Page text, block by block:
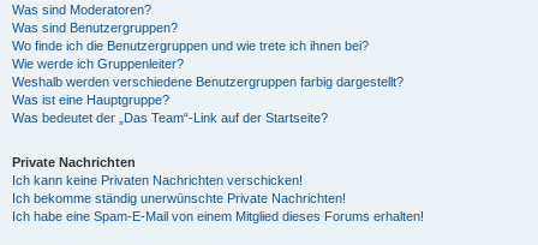
Was sind Moderatoren?
Was sind Benutzergruppen?
Wo finde ich die Benutzergruppen und wie trete ich ihnen bei?
Wie werde ich Gruppenleiter?
Weshalb werden verschiedene Benutzergruppen farbig dargestellt?
Was ist eine Hauptgruppe?
Was bedeutet der „Das Team“-Link auf der Startseite?
Private Nachrichten
Ich kann keine Privaten Nachrichten verschicken!
Ich bekomme ständig unerwünschte Private Nachrichten!
Ich habe eine Spam-E-Mail von einem Mitglied dieses Forums erhalten!